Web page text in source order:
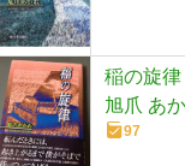
稲の旋律
旭爪 あ
97